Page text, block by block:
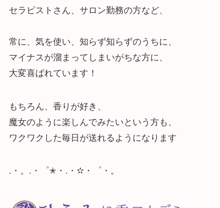
セラピストさん、サロン勤務の方など、
常に、気を使い、知らず知らずのうちに、
マイナスが溜まってしまいがちな方に、
大変喜ばれています！
もちろん、香りが好き、
魔女のように楽しんでみたいという方も、
ワクワクした毎日が送れるようになります
.・。.・゜✭・.・✫・゜・。